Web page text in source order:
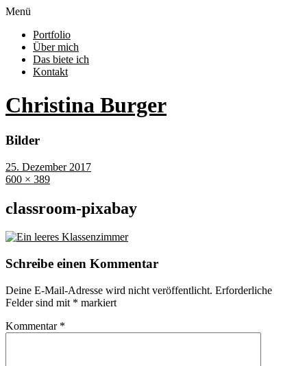
Menü
Portfolio
Über mich
Das biete ich
Kontakt
Christina Burger
Bilder
25. Dezember 2017
600 × 389
classroom-pixabay
Schreibe einen Kommentar
Deine E-Mail-Adresse wird nicht veröffentlicht. Erforderliche
Felder sind mit * markiert
Kommentar *